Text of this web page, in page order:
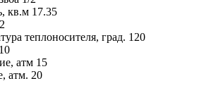
кв.м 17.35
теплоносителя, град. 120
10
атм 15
атм. 20